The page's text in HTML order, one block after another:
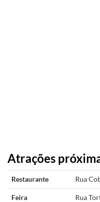
Atrações
Restaurante Rua
Feira Rua